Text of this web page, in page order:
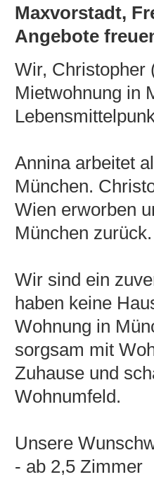
Maxvorstadt,
Angebote
Wir, Christopher
Mietwohnung in
Annina arbeitet
München.
Wien erworben
München zurück.
Wir sind ein
haben keine
Wohnung in
sorgsam mit
Zuhause und
Wohnumfeld.
Unsere
- ab 2,5 Zimmer